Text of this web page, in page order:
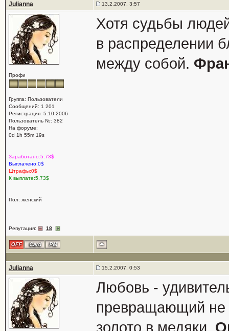
Julianna 13.2.2007, 3:57
Профи
Группа: Пользователи
Сообщений: 1 201
Регистрация: 5.10.2006
Пользователь №: 382
На форуме:
0d 1h 55m 19s
Заработано:5.73$
Выплачено:0$
Штрафы:0$
К выплате:5.73$
Пол: женский
Репутация: 18
Хотя судьбы
в распределении
между собой.
Julianna 15.2.2007, 0:53
Любовь -
превращающий не
золото в медяки.